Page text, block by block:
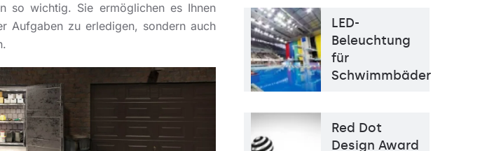
so wichtig. Sie ermöglichen es Ihnen
Aufgaben zu erledigen, sondern auch
LED-
Beleuchtung
für
Schwimmbäder
Red Dot
Design Award